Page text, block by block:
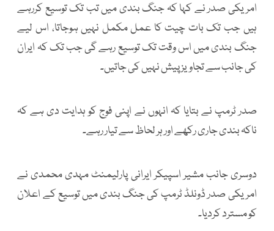
امریکی صدر نے کہا کہ جنگ بندی میں تب تک توسیع کررہے
ہیں جب تک بات چیت کا عمل مکمل نہیں ہوجاتا، اس لیے
جنگ بندی میں اس وقت تک توسیع رہے گی جب تک کہ ایران
کی جانب سے تجاویز پیش نہیں کی جاتیں۔
صدر ٹرمپ نے بتایا کہ انہوں نے اپنی فوج کو ہدایت دی ہے کہ
ناکہ بندی جاری رکھے اور ہر لحاظ سے تیار رہے۔
دوسری جانب مشیر اسپیکر ایرانی پارلیمنٹ مہدی محمدی نے
امریکی صدر ڈونلڈ ٹرمپ کی جنگ بندی میں توسیع کے اعلان
کو مسترد کردیا۔